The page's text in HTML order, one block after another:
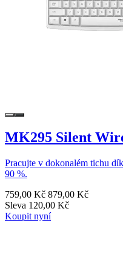
MK295 Silent
Pracujte v dokonalém tichu
90 %.
759,00 Kč 879,00 Kč
Sleva 120,00 Kč
Koupit nyní